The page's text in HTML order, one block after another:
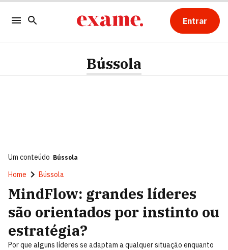
Entrar
Bússola
Um conteúdo Bússola
Home Bússola
MindFlow: grandes líderes
são orientados por instinto ou
estratégia?
Por que alguns líderes se adaptam a qualquer situação enquanto